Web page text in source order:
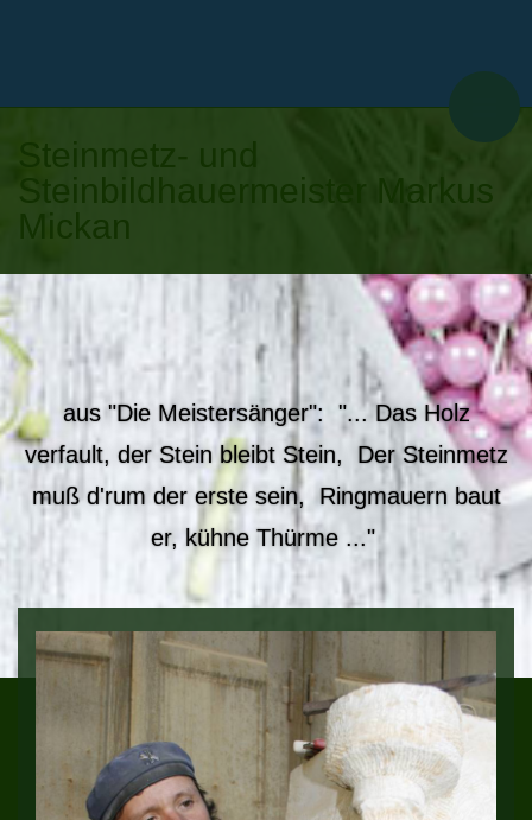
Steinmetz- und
Steinbildhauermeister Markus
Mickan
aus "Die Meistersänger": "... Das Holz
verfault, der Stein bleibt Stein, Der Steinmetz
muß d'rum der erste sein, Ringmauern baut
er, kühne Thürme ..."